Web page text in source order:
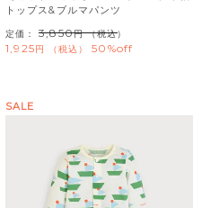
トップス&ブルマパンツ
定価： 3,850 （税込）
1,925 税込 50%off
SALE